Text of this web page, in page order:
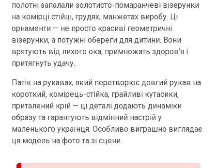
полотні запалали золотисто-помаранчеві візерунки
на комірці стійці, грудях, манжетах виробу. Ці
орнаменти — не просто красиві геометричні
візерунки, а потужні обереги для дитини. Вони
врятують від лихого ока, примножать здоров’я і
притягнуть удачу.
Патік на рукавах, який перетворює довгий рукав на
короткий, комірець-стійка, грайливі кутасики,
приталений крій — ці деталі додають динаміки
образу та гарантують відмінний настрій у
маленького українця. Особливо виграшно виглядає
ця модель на фото та зі сцени.